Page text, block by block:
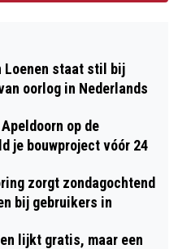
Loenen staat stil bij
oorlog in Nederlands
op de
je bouwproject vóór 24
zorgt zondagochtend
bij gebruikers in
lijkt gratis, maar een